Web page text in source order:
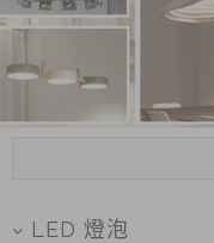
LED 燈泡